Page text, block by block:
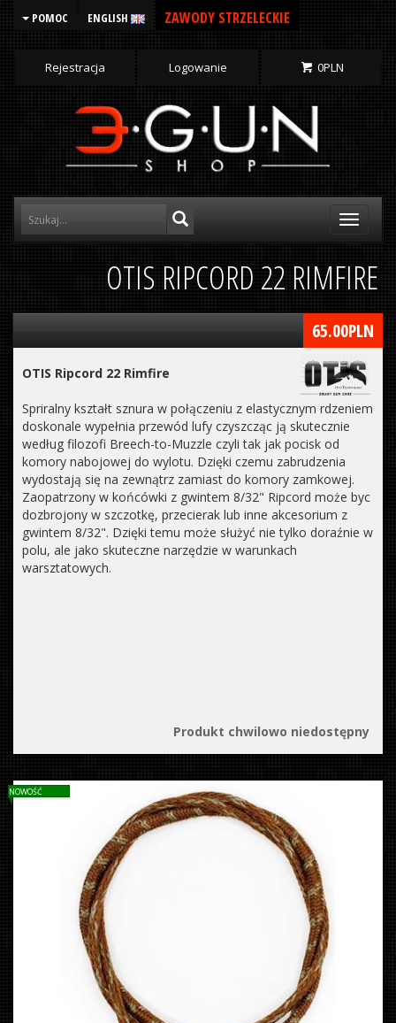
POMOC ENGLISH ZAWODY STRZELECKIE
Rejestracja Logowanie 0PLN
Toggle
OTIS RIPCORD 22 RIMFIRE
65.00PLN
OTIS Ripcord 22 Rimfire
Spriralny kształt sznura w połączeniu z elastycznym rdzeniem
doskonale wypełnia przewód lufy czyszcząc ją skutecznie
według filozofi Breech-to-Muzzle czyli tak jak pocisk od
komory nabojowej do wylotu. Dzięki czemu zabrudzenia
wydostają się na zewnątrz zamiast do komory zamkowej.
Zaopatrzony w końcówki z gwintem 8/32" Ripcord może byc
dozbrojony w szczotkę, przecierak lub inne akcesorium z
gwintem 8/32". Dzięki temu może służyć nie tylko doraźnie w
polu, ale jako skuteczne narzędzie w warunkach
warsztatowych.
Produkt chwilowo niedostępny
NOWOŚĆ